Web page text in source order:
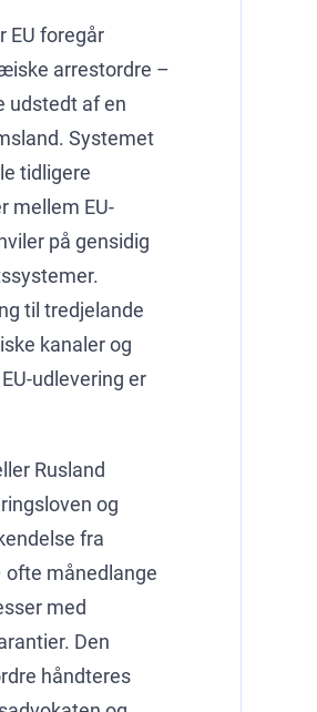
EU foregår
arrestordre –
udstedt af en
Systemet
tidligere
mellem EU-
på gensidig
til tredjelande
kanaler og
udlevering er
Rusland
og
fra
månedlange
med
Den
håndteres